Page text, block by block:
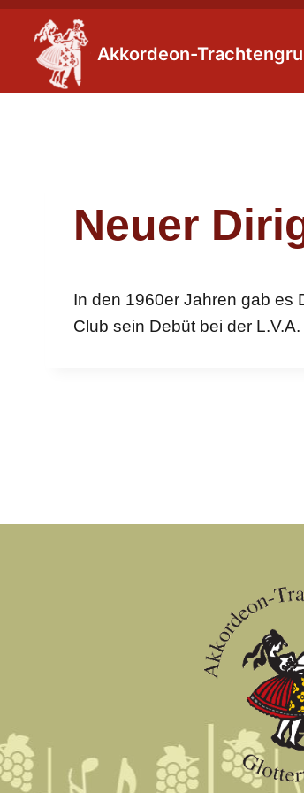
Zum
Inhalt
springen
Akkordeon-
Neuer
In den 1960er Jahren gab es
Club sein Debüt bei der L.V.A.